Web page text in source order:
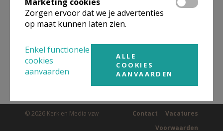
organisaties, in de buurt.
Kerken in of nabijLOKER
© 2026 Kerk en Media vzw Vacatures
Contact
Voorwaarden
Zorgen ervoor dat we je advertenties
op maat kunnen laten zien.
Enkel functionele
cookies
aanvaarden
ALLE
COOKIES
AANVAARDEN